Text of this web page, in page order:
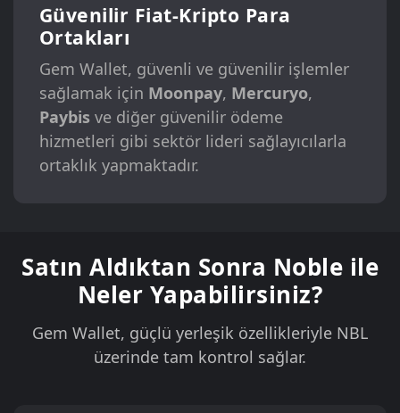
Güvenilir Fiat-Kripto Para
Ortakları
Gem Wallet, güvenli ve güvenilir işlemler
sağlamak için Moonpay, Mercuryo,
Paybis ve diğer güvenilir ödeme
hizmetleri gibi sektör lideri sağlayıcılarla
ortaklık yapmaktadır.
Satın Aldıktan Sonra Noble ile
Neler Yapabilirsiniz?
Gem Wallet, güçlü yerleşik özellikleriyle NBL
üzerinde tam kontrol sağlar.